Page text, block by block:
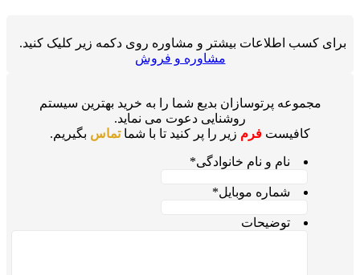
برای کسب اطلاعات بیشتر و مشاوره روی دکمه زیر کلیک کنید.
مشاوره و فروش
مجموعه پرتوسازان بدیع شما را به خرید بهترین سیستم
روشنایی دعوت می نماید.
کافیست فرم زیر را پر کنید تا با شماتماس بگیریم.
نام و نام خانوادگی*
شماره موبایل*
توضیحات